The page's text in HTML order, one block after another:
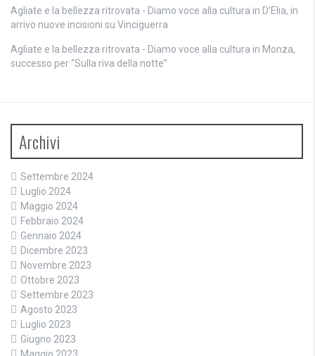
Agliate e la bellezza ritrovata - Diamo voce alla cultura in D’Elia, in
arrivo nuove incisioni su Vinciguerra
Agliate e la bellezza ritrovata - Diamo voce alla cultura in Monza,
successo per “Sulla riva della notte”
Archivi
Settembre 2024
Luglio 2024
Maggio 2024
Febbraio 2024
Gennaio 2024
Dicembre 2023
Novembre 2023
Ottobre 2023
Settembre 2023
Agosto 2023
Luglio 2023
Giugno 2023